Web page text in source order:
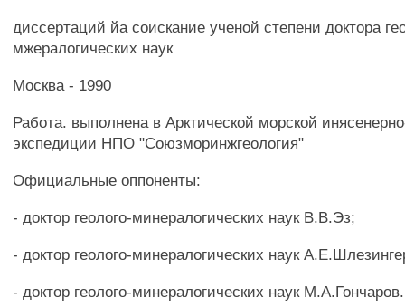
диссертаций йа соискание ученой степени доктора
мжералогических наук
Москва - 1990
Работа. выполнена в Арктической морской
экспедиции НПО "Союзморинжгеология"
Официальные оппоненты:
- доктор геолого-минералогических наук В.В.Эз;
- доктор геолого-минералогических наук
- доктор геолого-минералогических наук М.А.Гончаров.